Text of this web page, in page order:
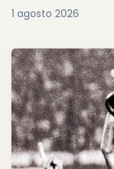
1 agosto 2026